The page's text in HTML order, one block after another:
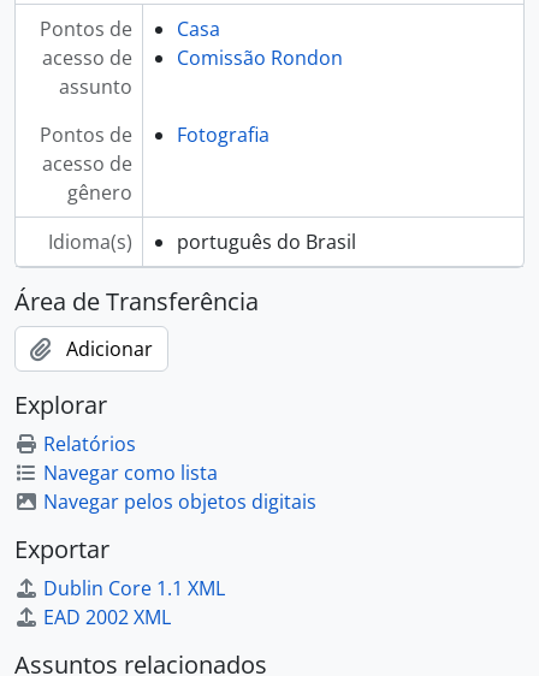
Pontos de
acesso de
assunto
Casa
Comissão Rondon
Pontos de
acesso de
gênero
Fotografia
Idioma(s) português do Brasil
Área de Transferência
Adicionar
Explorar
Relatórios
Navegar como lista
Navegar pelos objetos digitais
Exportar
Dublin Core 1.1 XML
EAD 2002 XML
Assuntos relacionados